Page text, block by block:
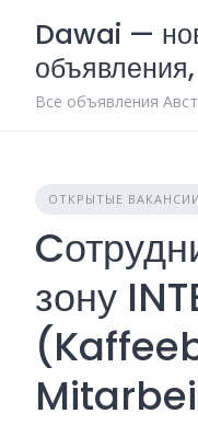
content
Dawai —
Все объявления
ОТКРЫТЫЕ ВАКАНСИИ
зону